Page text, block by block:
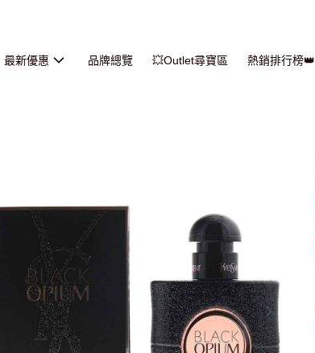
最新優惠 品牌總覽 💥Outlet尋寶區 熱銷排行榜👑